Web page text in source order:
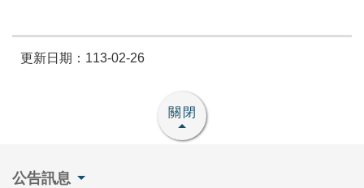
更新日期：113-02-26
關閉
公告訊息